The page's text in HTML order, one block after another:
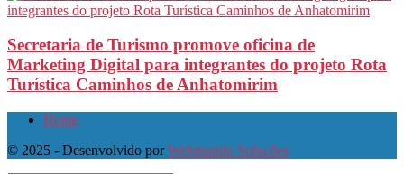
Secretaria de Turismo promove oficina de
Marketing Digital para integrantes do projeto Rota
Turística Caminhos de Anhatomirim
Home
© 2025 - Desenvolvido porWebmundo Soluções